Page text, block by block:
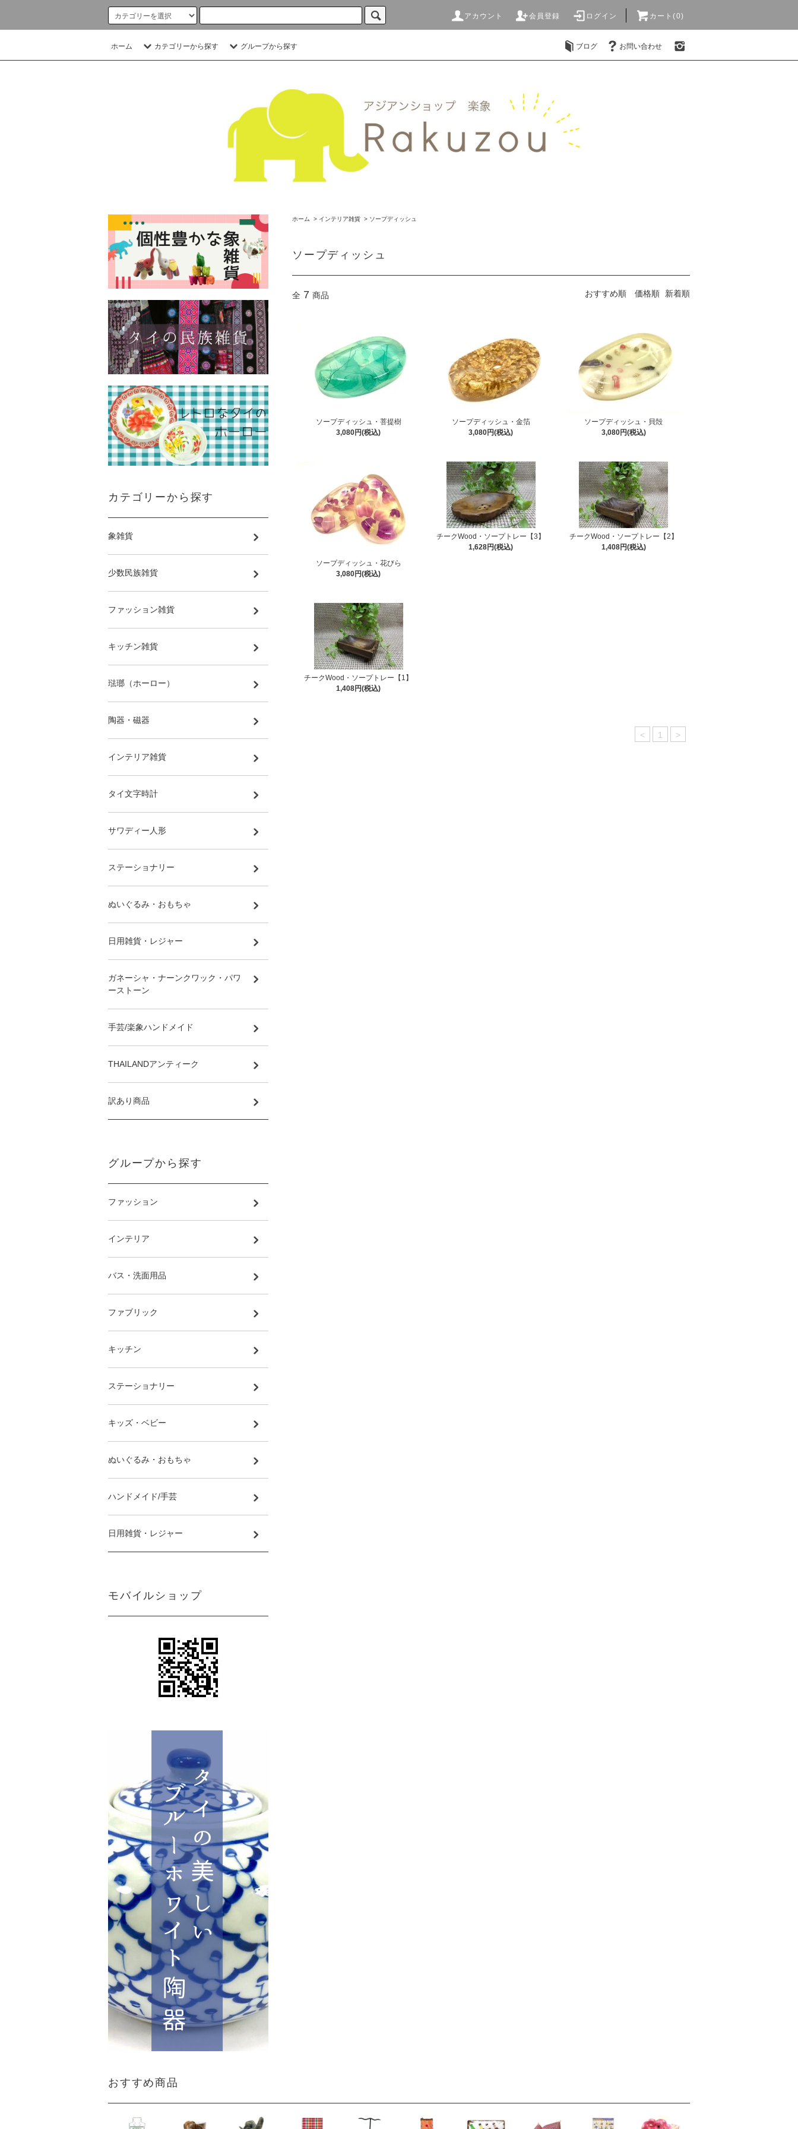
アカウント 会員登録 ログイン カート(0)
ホーム カテゴリーから探す グループから探す ブログ お問い合わせ
ホーム > インテリア雑貨 > ソープディッシュ
ソープディッシュ
全 7 商品 おすすめ順 価格順 新着順
ソープディッシュ・菩提樹
3,080円(税込)
ソープディッシュ・金箔
3,080円(税込)
ソープディッシュ・貝殻
3,080円(税込)
ソープディッシュ・花びら
3,080円(税込)
チークWood・ソープトレー【3】
1,628円(税込)
チークWood・ソープトレー【2】
1,408円(税込)
チークWood・ソープトレー【1】
1,408円(税込)
< 1 >
カテゴリーから探す
象雑貨
少数民族雑貨
ファッション雑貨
キッチン雑貨
琺瑯（ホーロー）
陶器・磁器
インテリア雑貨
タイ文字時計
サワディー人形
ステーショナリー
ぬいぐるみ・おもちゃ
日用雑貨・レジャー
ガネーシャ・ナーンクワック・パワ
ーストーン
手芸/楽象ハンドメイド
THAILANDアンティーク
訳あり商品
グループから探す
ファッション
インテリア
バス・洗面用品
ファブリック
キッチン
ステーショナリー
キッズ・ベビー
ぬいぐるみ・おもちゃ
ハンドメイド/手芸
日用雑貨・レジャー
モバイルショップ
おすすめ商品